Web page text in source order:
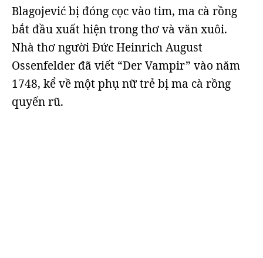
Blagojević bị đóng cọc vào tim, ma cà rồng
bắt đầu xuất hiện trong thơ và văn xuôi.
Nhà thơ người Đức Heinrich August
Ossenfelder đã viết “Der Vampir” vào năm
1748, kể về một phụ nữ trẻ bị ma cà rồng
quyến rũ.